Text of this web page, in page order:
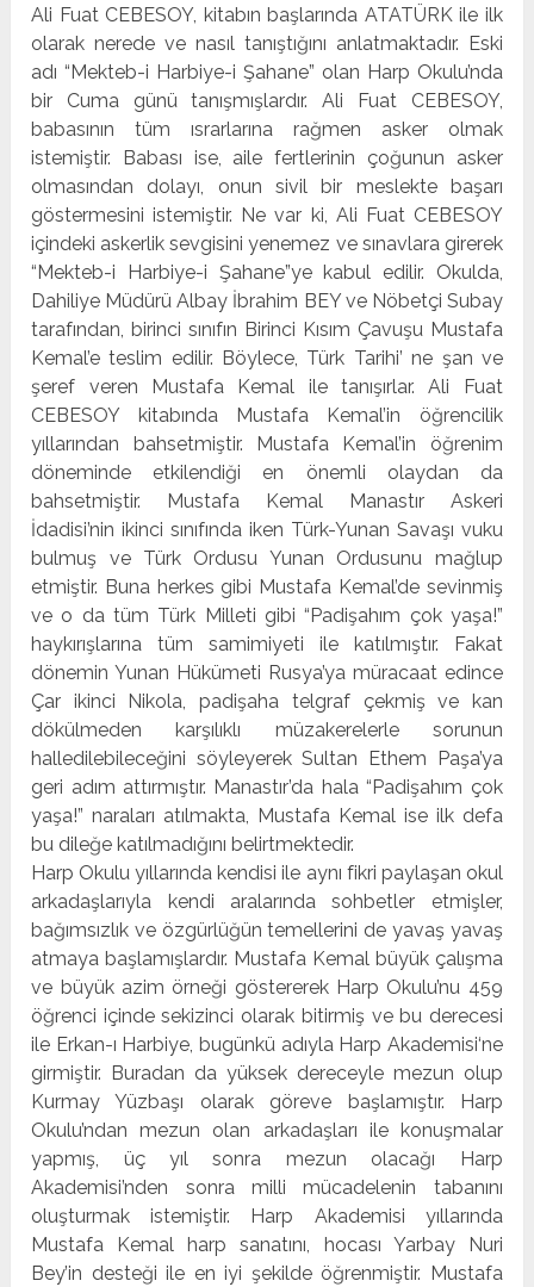
Ali Fuat CEBESOY, kitabın başlarında ATATÜRK ile ilk
olarak nerede ve nasıl tanıştığını anlatmaktadır. Eski
adı “Mekteb-i Harbiye-i Şahane” olan Harp Okulu’nda
bir Cuma günü tanışmışlardır. Ali Fuat CEBESOY,
babasının tüm ısrarlarına rağmen asker olmak
istemiştir. Babası ise, aile fertlerinin çoğunun asker
olmasından dolayı, onun sivil bir meslekte başarı
göstermesini istemiştir. Ne var ki, Ali Fuat CEBESOY
içindeki askerlik sevgisini yenemez ve sınavlara girerek
“Mekteb-i Harbiye-i Şahane”ye kabul edilir. Okulda,
Dahiliye Müdürü Albay İbrahim BEY ve Nöbetçi Subay
tarafından, birinci sınıfın Birinci Kısım Çavuşu Mustafa
Kemal’e teslim edilir. Böylece, Türk Tarihi’ ne şan ve
şeref veren Mustafa Kemal ile tanışırlar. Ali Fuat
CEBESOY kitabında Mustafa Kemal’in öğrencilik
yıllarından bahsetmiştir. Mustafa Kemal’in öğrenim
döneminde etkilendiği en önemli olaydan da
bahsetmiştir. Mustafa Kemal Manastır Askeri
İdadisi’nin ikinci sınıfında iken Türk-Yunan Savaşı vuku
bulmuş ve Türk Ordusu Yunan Ordusunu mağlup
etmiştir. Buna herkes gibi Mustafa Kemal’de sevinmiş
ve o da tüm Türk Milleti gibi “Padişahım çok yaşa!”
haykırışlarına tüm samimiyeti ile katılmıştır. Fakat
dönemin Yunan Hükümeti Rusya’ya müracaat edince
Çar ikinci Nikola, padişaha telgraf çekmiş ve kan
dökülmeden karşılıklı müzakerelerle sorunun
halledilebileceğini söyleyerek Sultan Ethem Paşa’ya
geri adım attırmıştır. Manastır’da hala “Padişahım çok
yaşa!” naraları atılmakta, Mustafa Kemal ise ilk defa
bu dileğe katılmadığını belirtmektedir.
Harp Okulu yıllarında kendisi ile aynı fikri paylaşan okul
arkadaşlarıyla kendi aralarında sohbetler etmişler,
bağımsızlık ve özgürlüğün temellerini de yavaş yavaş
atmaya başlamışlardır. Mustafa Kemal büyük çalışma
ve büyük azim örneği göstererek Harp Okulu’nu 459
öğrenci içinde sekizinci olarak bitirmiş ve bu derecesi
ile Erkan-ı Harbiye, bugünkü adıyla Harp Akademisi‘ne
girmiştir. Buradan da yüksek dereceyle mezun olup
Kurmay Yüzbaşı olarak göreve başlamıştır. Harp
Okulu’ndan mezun olan arkadaşları ile konuşmalar
yapmış, üç yıl sonra mezun olacağı Harp
Akademisi’nden sonra milli mücadelenin tabanını
oluşturmak istemiştir. Harp Akademisi yıllarında
Mustafa Kemal harp sanatını, hocası Yarbay Nuri
Bey’in desteği ile en iyi şekilde öğrenmiştir. Mustafa